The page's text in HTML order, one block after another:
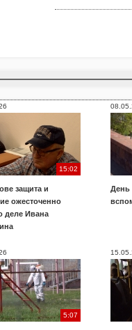
15:02
защита и
ожесточенно
деле Ивана
День
5:07